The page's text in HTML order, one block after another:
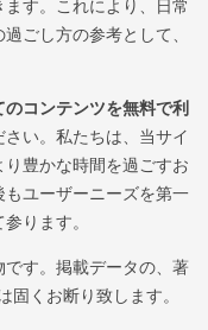
す。これにより、日常
ごし方の参考として、
コンテンツを無料で利
い。私たちは、当サイ
り豊かな時間を過ごすお
ユーザーニーズを第一
ります。
す。掲載データの、著
くお断り致します。